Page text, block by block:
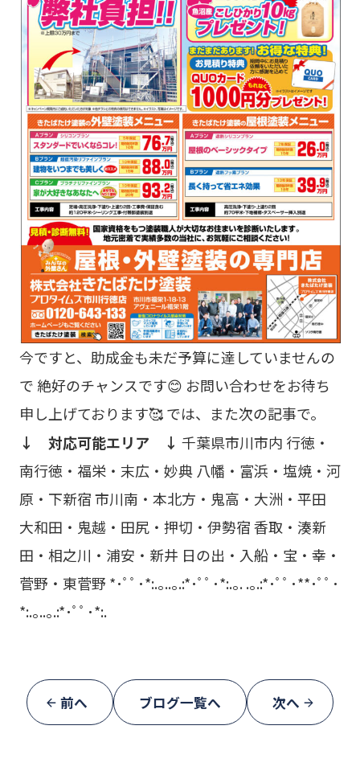
今ですと、助成金も未だ予算に達していませんの
で 絶好のチャンスです😊 お問い合わせをお待ち
申し上げております🥰 では、また次の記事で。
↓ 対応可能エリア ↓ 千葉県市川市内 行徳・
南行徳・福栄・末広・妙典 八幡・富浜・塩焼・河
原・下新宿 市川南・本北方・鬼高・大洲・平田
大和田・鬼越・田尻・押切・伊勢宿 香取・湊新
田・相之川・浦安・新井 日の出・入船・宝・幸・
菅野・東菅野 *･ﾟﾟ･*:.｡..｡.:*･ﾟﾟ･*:.｡. .｡.:*･ﾟﾟ･**･ﾟﾟ･
*:.｡..｡.:*･ﾟﾟ･*:.
前へ ブログ一覧へ 次へ